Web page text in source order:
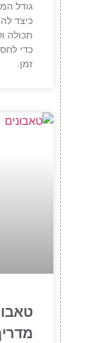
גודל
כיצד
תכולה
כדי
זמן.